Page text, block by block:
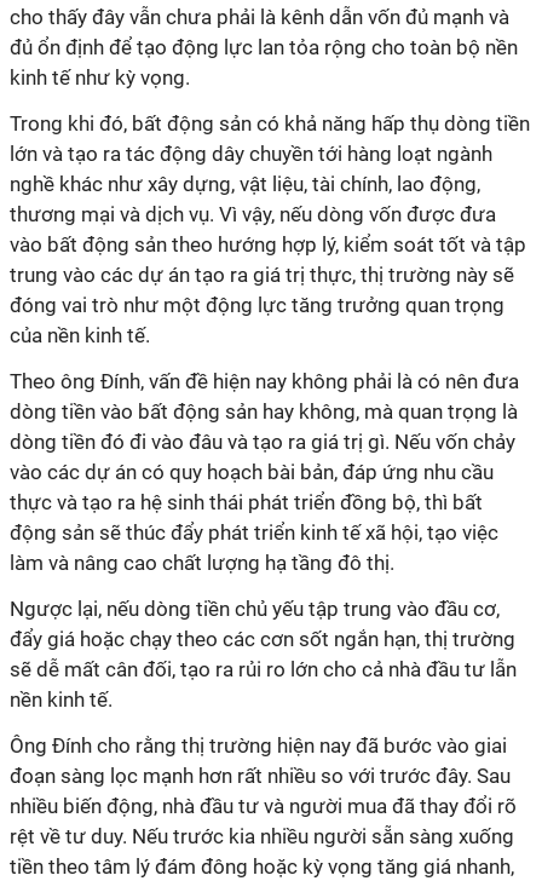
cho thấy đây vẫn chưa phải là kênh dẫn vốn đủ mạnh và
đủ ổn định để tạo động lực lan tỏa rộng cho toàn bộ nền
kinh tế như kỳ vọng.
Trong khi đó, bất động sản có khả năng hấp thụ dòng tiền
lớn và tạo ra tác động dây chuyền tới hàng loạt ngành
nghề khác như xây dựng, vật liệu, tài chính, lao động,
thương mại và dịch vụ. Vì vậy, nếu dòng vốn được đưa
vào bất động sản theo hướng hợp lý, kiểm soát tốt và tập
trung vào các dự án tạo ra giá trị thực, thị trường này sẽ
đóng vai trò như một động lực tăng trưởng quan trọng
của nền kinh tế.
Theo ông Đính, vấn đề hiện nay không phải là có nên đưa
dòng tiền vào bất động sản hay không, mà quan trọng là
dòng tiền đó đi vào đâu và tạo ra giá trị gì. Nếu vốn chảy
vào các dự án có quy hoạch bài bản, đáp ứng nhu cầu
thực và tạo ra hệ sinh thái phát triển đồng bộ, thì bất
động sản sẽ thúc đẩy phát triển kinh tế xã hội, tạo việc
làm và nâng cao chất lượng hạ tầng đô thị.
Ngược lại, nếu dòng tiền chủ yếu tập trung vào đầu cơ,
đẩy giá hoặc chạy theo các cơn sốt ngắn hạn, thị trường
sẽ dễ mất cân đối, tạo ra rủi ro lớn cho cả nhà đầu tư lẫn
nền kinh tế.
Ông Đính cho rằng thị trường hiện nay đã bước vào giai
đoạn sàng lọc mạnh hơn rất nhiều so với trước đây. Sau
nhiều biến động, nhà đầu tư và người mua đã thay đổi rõ
rệt về tư duy. Nếu trước kia nhiều người sẵn sàng xuống
tiền theo tâm lý đám đông hoặc kỳ vọng tăng giá nhanh,